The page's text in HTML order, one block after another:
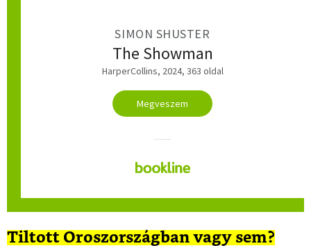
SIMON SHUSTER
The Showman
HarperCollins, 2024, 363 oldal
Megveszem
Tiltott Oroszországban vagy sem?